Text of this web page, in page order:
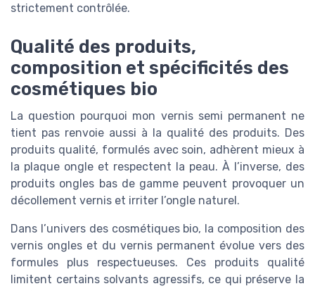
strictement contrôlée.
Qualité des produits,
composition et spécificités des
cosmétiques bio
La question pourquoi mon vernis semi permanent ne
tient pas renvoie aussi à la qualité des produits. Des
produits qualité, formulés avec soin, adhèrent mieux à
la plaque ongle et respectent la peau. À l’inverse, des
produits ongles bas de gamme peuvent provoquer un
décollement vernis et irriter l’ongle naturel.
Dans l’univers des cosmétiques bio, la composition des
vernis ongles et du vernis permanent évolue vers des
formules plus respectueuses. Ces produits qualité
limitent certains solvants agressifs, ce qui préserve la